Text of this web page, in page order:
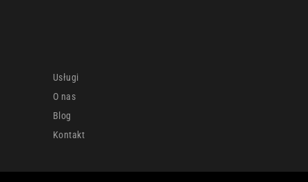
Usługi
O nas
Blog
Kontakt